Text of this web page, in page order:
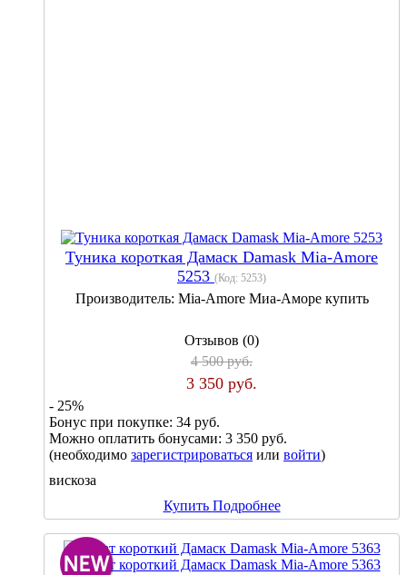
Туника короткая Дамаск Damask Mia-Amore
5253 (Код: 5253)
Производитель: Mia-Amore Миа-Аморе купить
Отзывов (0)
4 500 руб.
3 350 руб.
- 25%
Бонус при покупке: 34 руб.
Можно оплатить бонусами: 3 350 руб.
(необходимо зарегистрироваться или войти)
вискоза
Купить Подробнее